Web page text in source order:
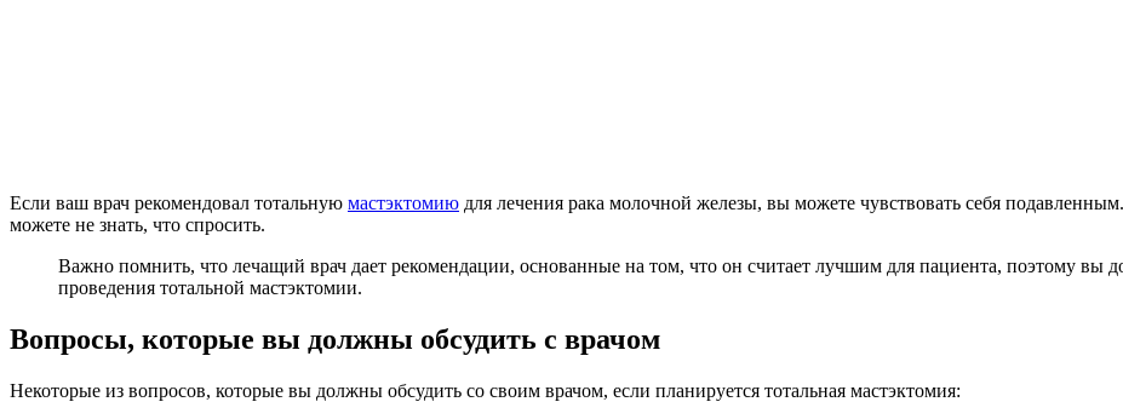
Если ваш врач рекомендовал тотальную мастэктомию для лечения рака молочной железы, вы можете чувствовать себя
можете не знать, что спросить.
Важно помнить, что лечащий врач дает рекомендации, основанные на том, что он считает лучшим для пациента, поэтому вы
проведения тотальной мастэктомии.
Вопросы, которые вы должны обсудить с врачом
Некоторые из вопросов, которые вы должны обсудить со своим врачом, если планируется тотальная мастэктомия: